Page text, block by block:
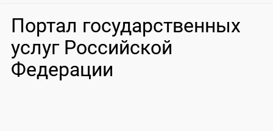
Портал государственных
услуг Российской
Федерации